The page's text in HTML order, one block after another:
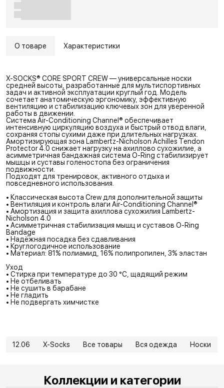
О товаре Характеристики
X-SOCKS® CORE SPORT CREW — универсальные носки
средней высоты, разработанные для мультиспортивных
задач и активной эксплуатации круглый год. Модель
сочетает анатомическую эргономику, эффективную
вентиляцию и стабилизацию ключевых зон для уверенной
работы в движении.
Система Air-Conditioning Channel® обеспечивает
интенсивную циркуляцию воздуха и быстрый отвод влаги,
сохраняя стопы сухими даже при длительных нагрузках.
Амортизирующая зона Lambertz-Nicholson Achilles Tendon
Protector 4.0 снижает нагрузку на ахиллово сухожилие, а
асимметричная бандажная система O-Ring стабилизирует
мышцы и суставы голеностопа без ограничения
подвижности.
Подходят для тренировок, активного отдыха и
повседневного использования.
• Классическая высота Crew для дополнительной защиты
• Вентиляция и контроль влаги Air-Conditioning Channel®
• Амортизация и защита ахиллова сухожилия Lambertz-
Nicholson 4.0
• Асимметричная стабилизация мышц и суставов O-Ring
Bandage
• Надёжная посадка без сдавливания
• Круглогодичное использование
• Материал: 81% полиамид, 16% полипропилен, 3% эластан
Уход
• Стирка при температуре до 30 °C, щадящий режим
• Не отбеливать
• Не сушить в барабане
• Не гладить
• Не подвергать химчистке
12.06 X-Socks Все товары Вся одежда Носки
Коллекции и категории